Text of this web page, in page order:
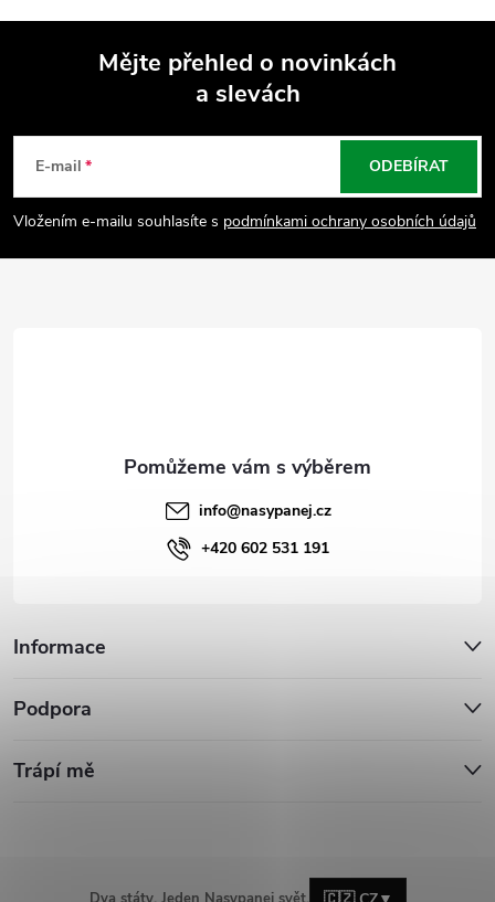
p
a
Mějte přehled o novinkách
a slevách
E-mail
Vložením e-mailu souhlasíte s podmínkami ochrany osobních údajů
ODEBÍRAT
Informace
Podpora
Trápí mě
info@nasypanej.cz
+420 602 531 191